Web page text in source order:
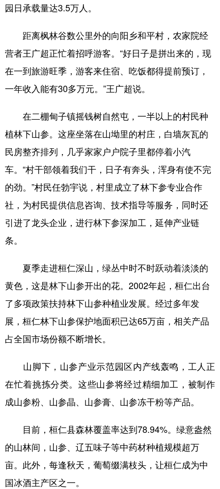
园日承载量达3.5万人。
距离枫林谷数公里外的向阳乡和平村，农家院经
营者王广超正忙着招呼游客。“好日子是拼出来的，现
在一到旅游旺季，游客来住宿、吃饭都得提前预订，
一年收入能有30多万元。”王广超说。
在二棚甸子镇摇钱树自然屯，一半以上的村民种
植林下山参。这座坐落在山坳里的村庄，白墙灰瓦的
民房整齐排列，几乎家家户户院子里都停着小汽
车。“村干部领着我们干，日子有奔头，浑身有使不完
的劲。”村民任勃宇说，村里成立了林下参专业合作
社，为村民提供信息咨询、技术指导等服务，同时还
引进了龙头企业，进行林下参深加工，延伸产业链
条。
夏季走进桓仁深山，绿丛中时不时跃动着淡淡的
黄色，这是林下山参开出的花。2002年起，桓仁出台
了多项政策扶持林下山参种植业发展。经过多年发
展，桓仁林下山参保护地面积已达65万亩，相关产品
占全国市场份额不断增长。
山脚下，山参产业示范园区内产线轰鸣，工人正
在忙着挑拣分类。这些山参将经过精细加工，被制作
成山参粉、山参晶、山参膏、山参冻干粉等产品。
目前，桓仁县森林覆盖率达到78.94%。绿意盎然
的山林间，山参、辽五味子等中药材种植规模超万
亩。此外，每逢秋天，葡萄缀满枝头，让桓仁成为中
国冰酒主产区之一。